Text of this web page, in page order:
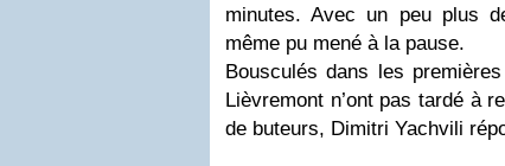
minutes. Avec un peu plus
même pu mené à la pause.
Bousculés dans les
Lièvremont n’ont pas tardé à
de buteurs, Dimitri Yachvili